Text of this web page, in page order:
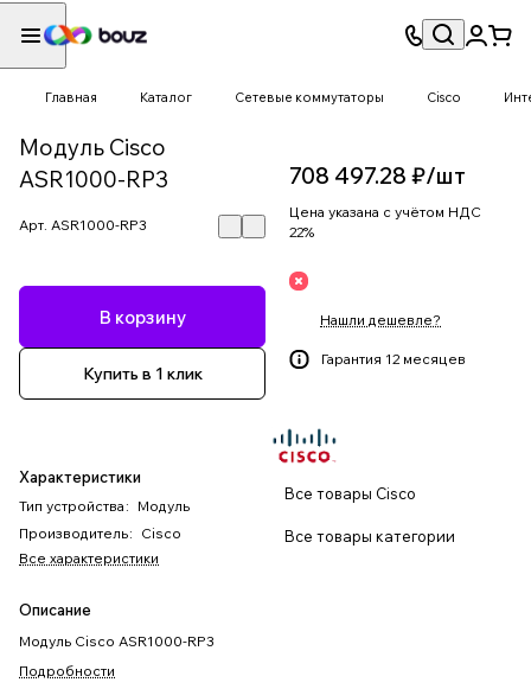
Главная Каталог Сетевые коммутаторы Cisco
Модуль Cisco
ASR1000-RP3
Арт. ASR1000-RP3
В корзину
Купить в 1 клик
Характеристики
Тип устройства : Модуль
Производитель: Cisco
Все характеристики
Описание
Модуль Cisco ASR1000-RP3
Подробности
708 497.28 ₽/шт
Цена указана с учётом НДС
22%
Нашли дешевле?
Гарантия 12 месяцев
Все товары Cisco
Все товары категории